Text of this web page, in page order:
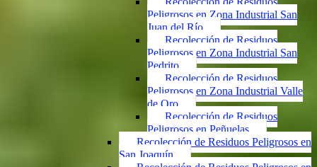
Peligrosos en Zona Industrial San
Juan del Río
Recolección de Residuos
Peligrosos en Zona Industrial San
Pedrito
Recolección de Residuos
Peligrosos en Zona Industrial Valle
de Oro
Recolección de Residuos
Peligrosos en Peñuelas
Recolección de Residuos Peligrosos en
San Joaquín